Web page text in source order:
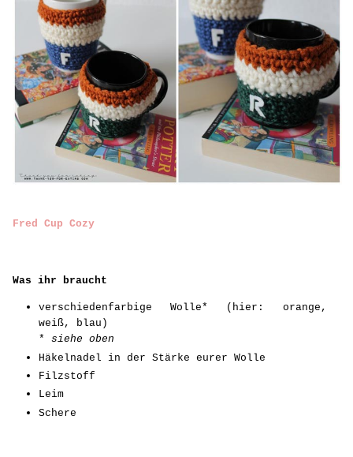
Fred Cup Cozy
Was ihr braucht
verschiedenfarbige Wolle* (hier: orange,
weiß, blau)
*siehe oben
Häkelnadel in der Stärke eurer Wolle
Filzstoff
Leim
Schere